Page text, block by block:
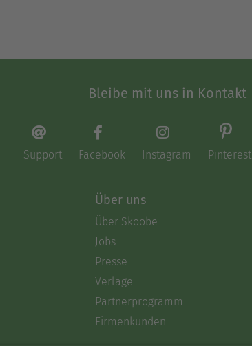
Bleibe mit uns in Kontakt
Support Facebook Instagram Pinterest
Über uns
Über Skoobe
Jobs
Presse
Verlage
Partnerprogramm
Firmenkunden